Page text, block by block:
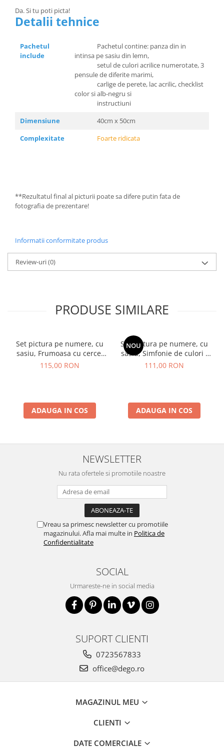
Da. Si tu poti picta!
Detalii tehnice
Pachetul
include
Pachetul contine: panza din in
intinsa pe sasiu din lemn,
setul de culori acrilice numerotate, 3
pensule de diferite marimi,
carlige de perete, lac acrilic, checklist
color si alb-negru si
instructiuni
Dimensiune
40cm x 50cm
Complexitate
Foarte ridicata
**Rezultatul final al picturii poate sa difere putin fata de
fotografia de prezentare!
Informatii conformitate produs
Review-uri(0)
PRODUSE SIMILARE
Set pictura pe numere, cu
sasiu, Frumoasa cu cercei
de aur - extra culori
115,00 RON
ADAUGA IN COS
NOU
Set pictura pe numere, cu
sasiu, Simfonie de culori -
vopsele metalizate, 40x50
111,00 RON
ADAUGA IN COS
NEWSLETTER
Nu rata ofertele si promotiile noastre
Vreau sa primesc newsletter cu promotiile
magazinului. Afla mai multe in Politica de
Confidentialitate
SOCIAL
Urmareste-ne in social media
SUPORT CLIENTI
0723567833
office@dego.ro
MAGAZINUL MEU
CLIENTI
DATE COMERCIALE